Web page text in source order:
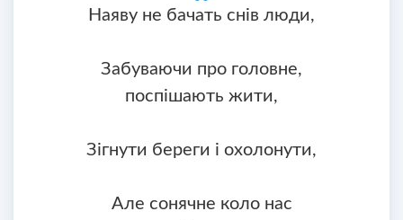
Наяву не бачать снів люди,
Забуваючи про головне,
поспішають жити,
Зігнути береги і охолонути,
Але сонячне коло нас